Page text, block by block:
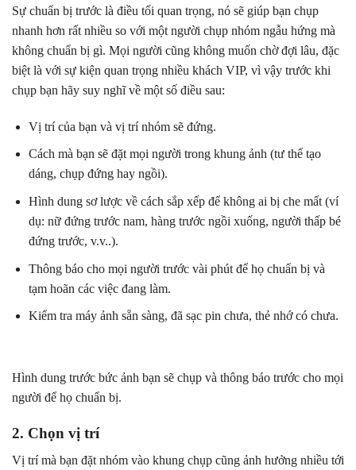
Sự chuẩn bị trước là điều tối quan trọng, nó sẽ giúp bạn chụp
nhanh hơn rất nhiều so với một người chụp nhóm ngẫu hứng mà
không chuẩn bị gì. Mọi người cũng không muốn chờ đợi lâu, đặc
biệt là với sự kiện quan trọng nhiều khách VIP, vì vậy trước khi
chụp bạn hãy suy nghĩ về một số điều sau:
Vị trí của bạn và vị trí nhóm sẽ đứng.
Cách mà bạn sẽ đặt mọi người trong khung ảnh (tư thế tạo
dáng, chụp đứng hay ngồi).
Hình dung sơ lược về cách sắp xếp để không ai bị che mất (ví
dụ: nữ đứng trước nam, hàng trước ngồi xuống, người thấp bé
đứng trước, v.v..).
Thông báo cho mọi người trước vài phút để họ chuẩn bị và
tạm hoãn các việc đang làm.
Kiểm tra máy ảnh sẵn sàng, đã sạc pin chưa, thẻ nhớ có chưa.
Hình dung trước bức ảnh bạn sẽ chụp và thông báo trước cho mọi
người để họ chuẩn bị.
2. Chọn vị trí
Vị trí mà bạn đặt nhóm vào khung chụp cũng ảnh hưởng nhiều tới